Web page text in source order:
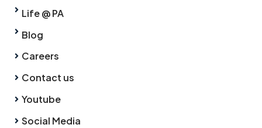
Life @ PA
Blog
Careers
Contact us
Youtube
Social Media